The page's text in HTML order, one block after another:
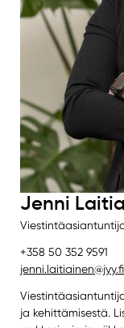
Jenni
+358 50 352 9591
jenni.laitiainen@jyy.fi
ja kehittämisestä.